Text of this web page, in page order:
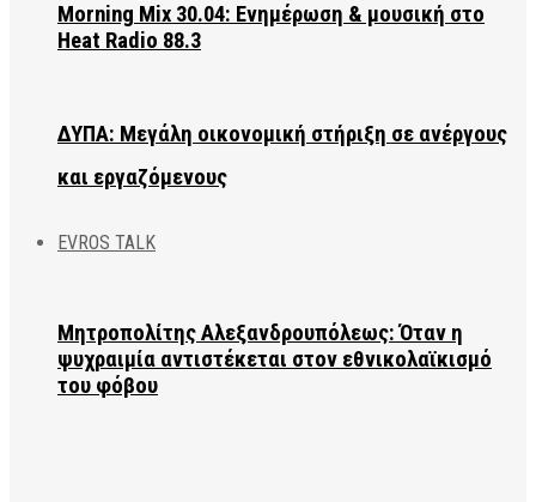
ΔΥΠΑ: Μεγάλη οικονομική στήριξη σε ανέργους
και εργαζόμενους
EVROS TALK
Morning Mix 30.04: Ενημέρωση & μουσική στο
Heat Radio 88.3
Μητροπολίτης Αλεξανδρουπόλεως: Όταν η
ψυχραιμία αντιστέκεται στον εθνικολαϊκισμό
του φόβου